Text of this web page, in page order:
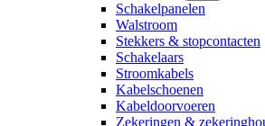
Schakelpanelen
Walstroom
Stekkers & stopcontacten
Schakelaars
Stroomkabels
Kabelschoenen
Kabeldoorvoeren
Zekeringen &